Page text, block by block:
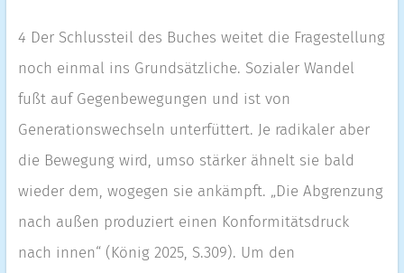
4 Der Schlussteil des Buches weitet die Fragestellung
noch einmal ins Grundsätzliche. Sozialer Wandel
fußt auf Gegenbewegungen und ist von
Generationswechseln unterfüttert. Je radikaler aber
die Bewegung wird, umso stärker ähnelt sie bald
wieder dem, wogegen sie ankämpft. „Die Abgrenzung
nach außen produziert einen Konformitätsdruck
nach innen“ (König 2025, S.309). Um den